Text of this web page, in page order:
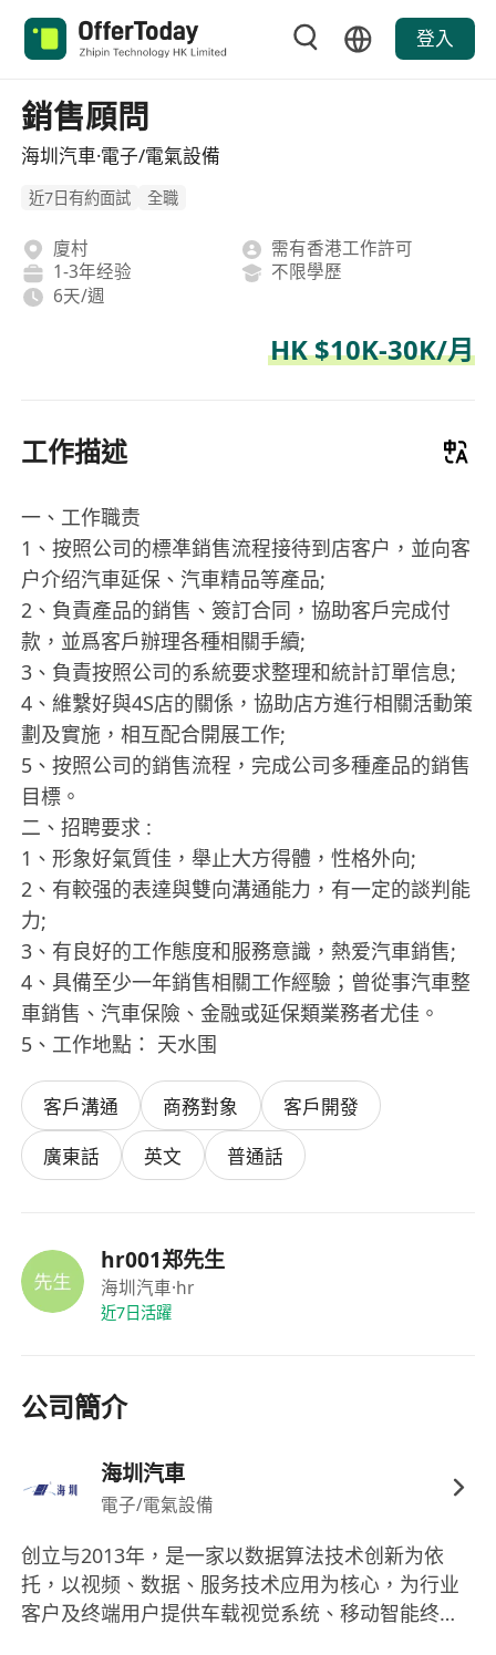
登入
銷售頋問
海圳汽車·電子/電氣設備
近7日有約面試 全職
廈村
需有香港工作許可
1-3年经验
不限學歷
6天/週
HK $10K-30K/月
工作描述
一、工作職责
1、按照公司的標凖銷售流程接待到店客户，並向客
户介绍汽車延保、汽車精品等產品;
2、負責產品的銷售、簽訂合同，協助客戶完成付
款，並爲客戶辦理各種相關手續;
3、負責按照公司的系統要求整理和統計訂單信息;
4、維繫好與4S店的關係，協助店方進行相關活動策
劃及實施，相互配合開展工作;
5、按照公司的銷售流程，完成公司多種產品的銷售
目標。
二、招聘要求 :
1、形象好氣質佳，舉止大方得體，性格外向;
2、有較强的表達與雙向溝通能力，有一定的談判能
力;
3、有良好的工作態度和服務意識，熱爱汽車銷售;
4、具備至少一年銷售相關工作經驗；曾從事汽車整
車銷售、汽車保險、金融或延保類業務者尤佳。
5、工作地點： 天水围
客戶溝通 商務對象
客戶開發
廣東話
英文 普通話
hr001郑先生
海圳汽車·hr
近7日活躍
公司簡介
海圳汽車
電子/電氣設備
创立与2013年，是一家以数据算法技术创新为依
托，以视频、数据、服务技术应用为核心，为行业
客户及终端用户提供车载视觉系统、移动智能终